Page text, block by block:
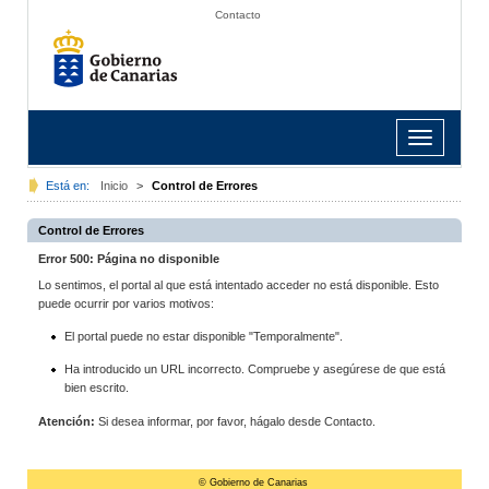
Contacto
Toggle
navigation
Está en: Inicio > Control de Errores
Control de Errores
Error 500: Página no disponible
Lo sentimos, el portal al que está intentado acceder no está disponible. Esto
puede ocurrir por varios motivos:
El portal puede no estar disponible "Temporalmente".
Ha introducido un URL incorrecto. Compruebe y asegúrese de que está
bien escrito.
Atención: Si desea informar, por favor, hágalo desde Contacto.
© Gobierno de Canarias